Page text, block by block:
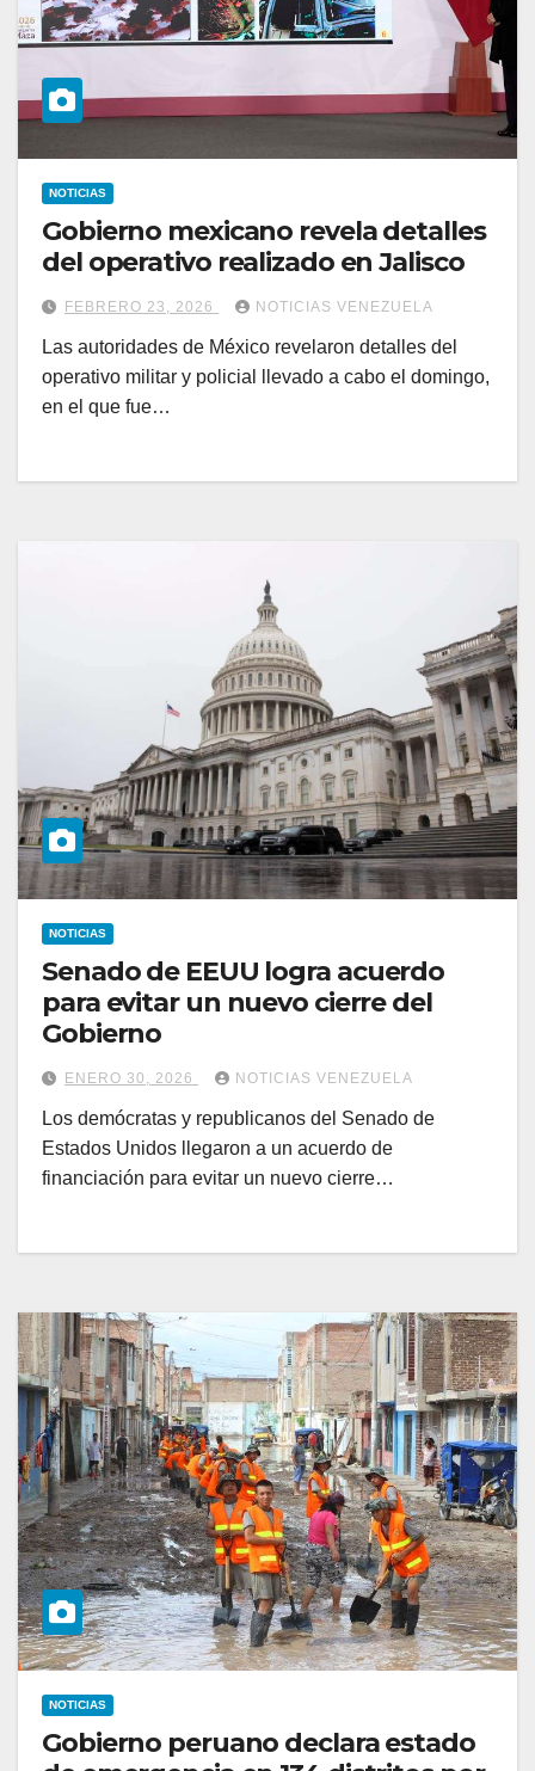
NOTICIAS
Gobierno mexicano revela detalles
del operativo realizado en Jalisco
FEBRERO 23, 2026 NOTICIAS VENEZUELA
Las autoridades de México revelaron detalles del
operativo militar y policial llevado a cabo el domingo,
en el que fue…
NOTICIAS
Senado de EEUU logra acuerdo
para evitar un nuevo cierre del
Gobierno
ENERO 30, 2026 NOTICIAS VENEZUELA
Los demócratas y republicanos del Senado de
Estados Unidos llegaron a un acuerdo de
financiación para evitar un nuevo cierre…
NOTICIAS
Gobierno peruano declara estado